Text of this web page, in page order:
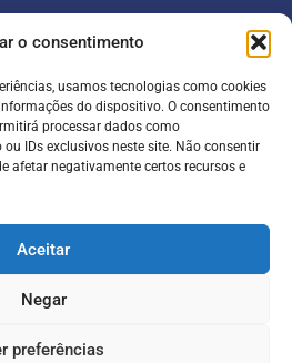
o consentimento
usamos tecnologias como cookies
do dispositivo. O consentimento
processar dados como
IDs exclusivos neste site. Não consentir
afetar negativamente certos recursos e
Aceitar
Negar
preferências
Entrar
Termos de serviço